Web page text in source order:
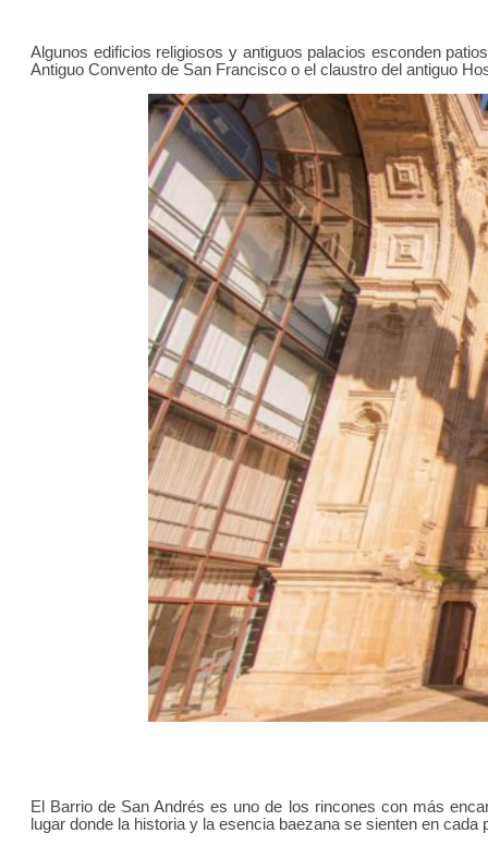
Algunos edificios religiosos y antiguos palacios esconden
Antiguo Convento de San Francisco o el claustro del antiguo
El Barrio de San Andrés es uno de los rincones con más
lugar donde la historia y la esencia baezana se sienten en cada